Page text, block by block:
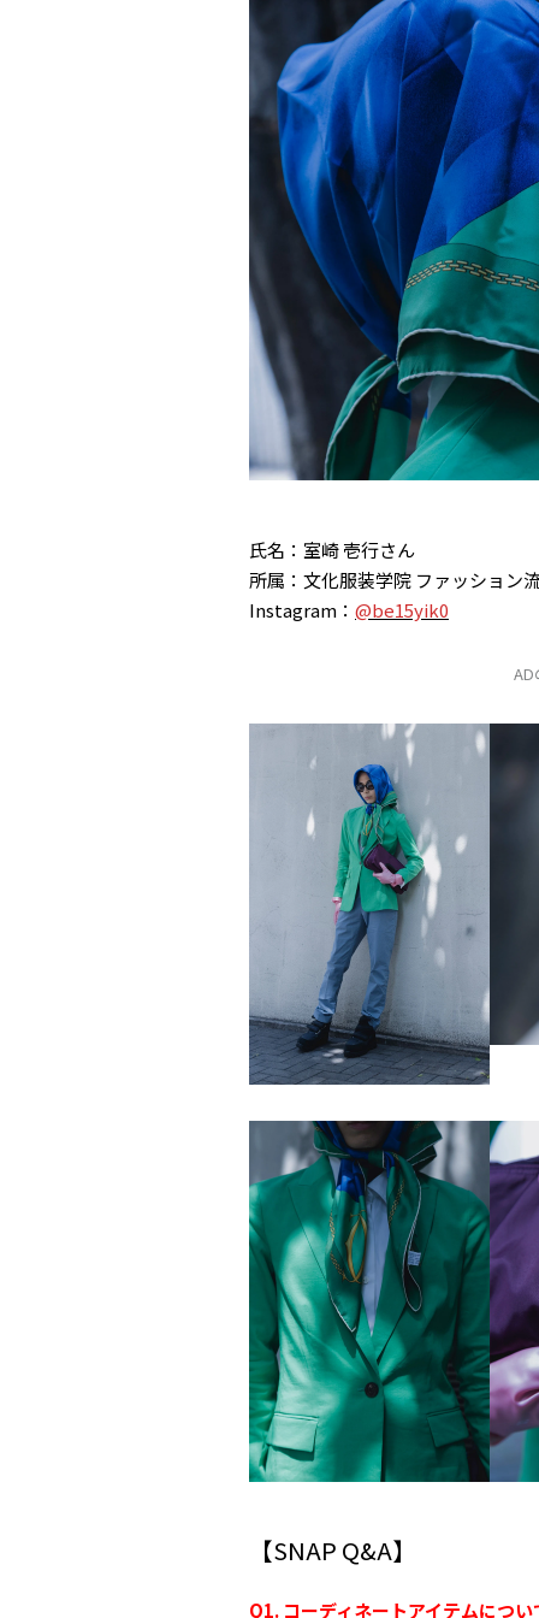
氏名：室崎 壱行さん
所属：文化服装学院 ファッション
Instagram： @be15yik0
【SNAP Q&A】
Q1. コーディネートアイテムについ